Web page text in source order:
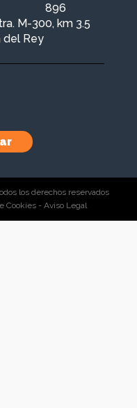
896
M-300, km 3.5
del Rey
los derechos reservados
Cookies - Aviso Legal